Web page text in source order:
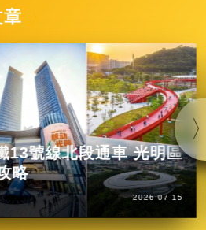
13號線北段通車 光明區
略
2026-07-15